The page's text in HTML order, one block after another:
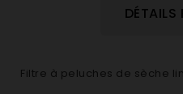
DÉTAILS
Filtre à peluches de sèche